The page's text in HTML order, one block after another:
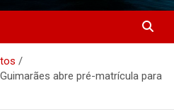
| Últimas
a
de
setor
abre pré-matrícula para